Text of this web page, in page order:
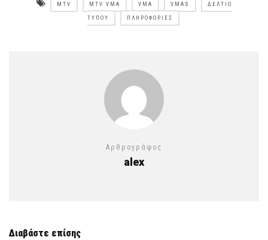
MTV MTV VMA VMA VMAS ΔΕΛΤΊΟ
ΤΎΠΟΥ ΠΛΗΡΟΦΟΡΊΕΣ
Αρθρογράφος
alex
Διαβάστε επίσης